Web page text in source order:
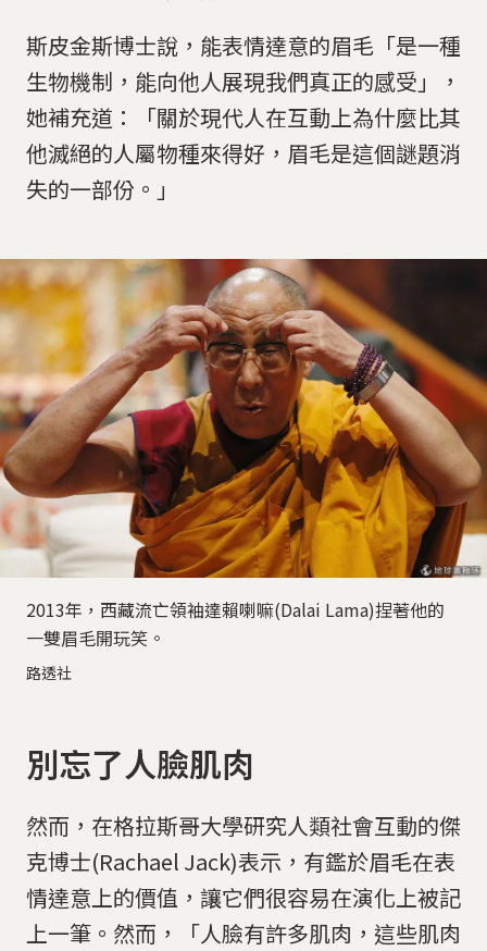
斯皮金斯博士說，能表情達意的眉毛「是一種
生物機制，能向他人展現我們真正的感受」，
她補充道：「關於現代人在互動上為什麼比其
他滅絕的人屬物種來得好，眉毛是這個謎題消
失的一部份。」
2013年，西藏流亡領袖達賴喇嘛(Dalai Lama)捏著他的
一雙眉毛開玩笑。
路透社
別忘了人臉肌肉
然而，在格拉斯哥大學研究人類社會互動的傑
克博士(Rachael Jack)表示，有鑑於眉毛在表
情達意上的價值，讓它們很容易在演化上被記
上一筆。然而，「人臉有許多肌肉，這些肌肉